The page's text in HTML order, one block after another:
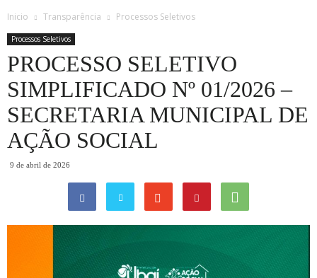
Inicio Transparência Processos Seletivos
Processos Seletivos
PROCESSO SELETIVO
SIMPLIFICADO Nº 01/2026 –
SECRETARIA MUNICIPAL DE
AÇÃO SOCIAL
9 de abril de 2026